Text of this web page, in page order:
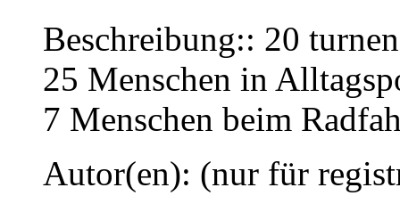
Beschreibung:: 20
25 Menschen in
7 Menschen beim
Autor(en): (nur für